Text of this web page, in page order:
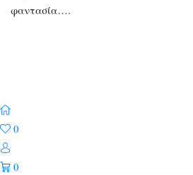
φαντασία….
0
0